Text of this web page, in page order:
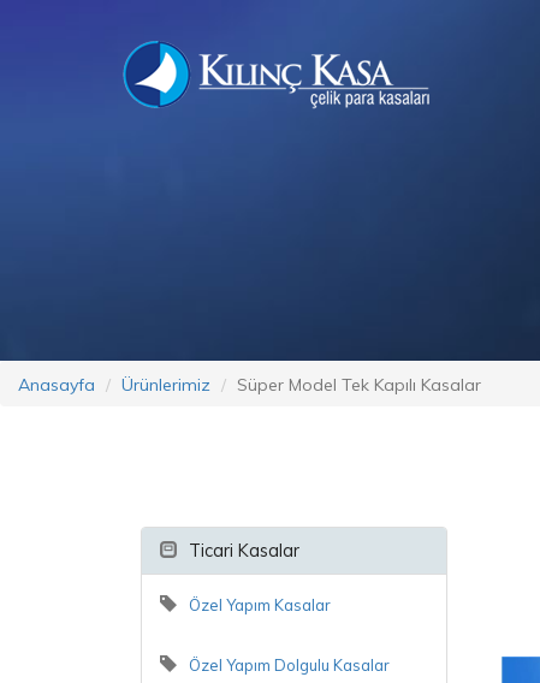
Anasayfa Ürünlerimiz Süper Model Tek Kapılı Kasalar
Ticari Kasalar
Özel Yapım Kasalar
Özel Yapım Dolgulu Kasalar